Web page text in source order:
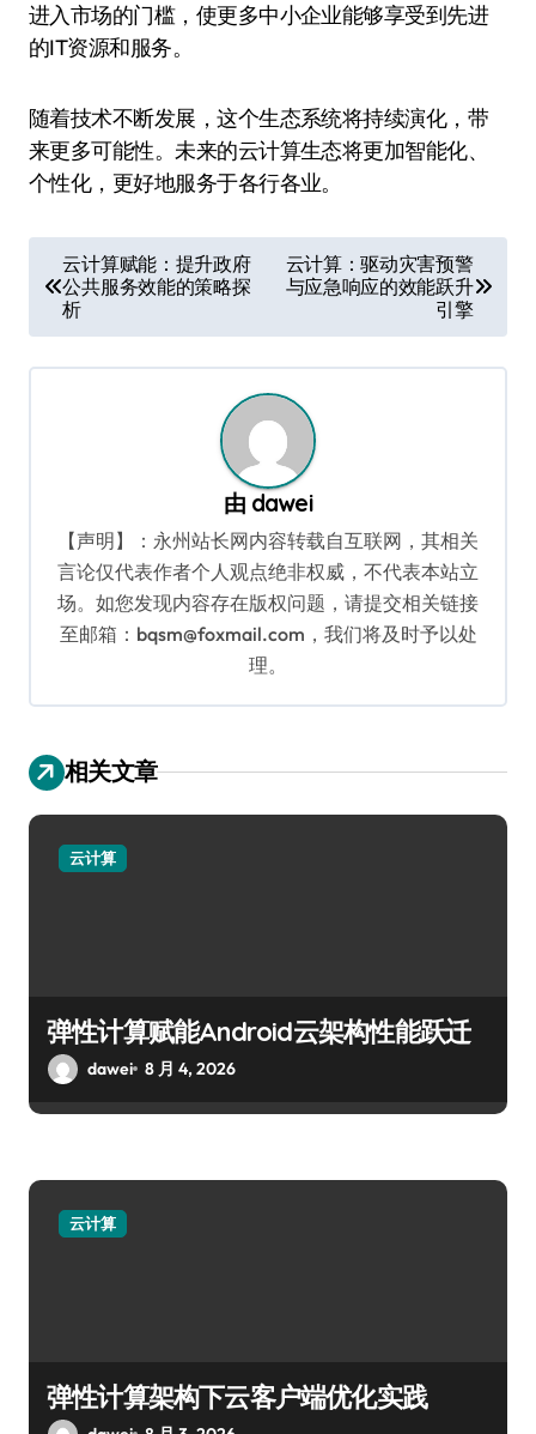
进入市场的门槛，使更多中小企业能够享受到先进
的IT资源和服务。
随着技术不断发展，这个生态系统将持续演化，带
来更多可能性。未来的云计算生态将更加智能化、
个性化，更好地服务于各行各业。
章
导
航
云计算赋能：提升政府
公共服务效能的策略探
析
云计算：驱动灾害预警
与应急响应的效能跃升
引擎
由 dawei
【声明】：永州站长网内容转载自互联网，其相关
言论仅代表作者个人观点绝非权威，不代表本站立
场。如您发现内容存在版权问题，请提交相关链接
至邮箱：bqsm@foxmail.com，我们将及时予以处
理。
相关文章
云计算
弹性计算赋能Android云架构性能跃迁
dawei 8 月 4, 2026
云计算
弹性计算架构下云客户端优化实践